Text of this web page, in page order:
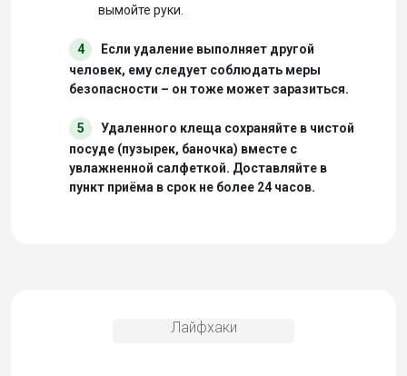
вымойте руки.
4
Если удаление выполняет другой
человек, ему следует соблюдать меры
безопасности – он тоже может заразиться.
5
Удаленного клеща сохраняйте в чистой
посуде (пузырек, баночка) вместе с
увлажненной салфеткой. Доставляйте в
пункт приёма в срок не более 24 часов.
Лайфхаки